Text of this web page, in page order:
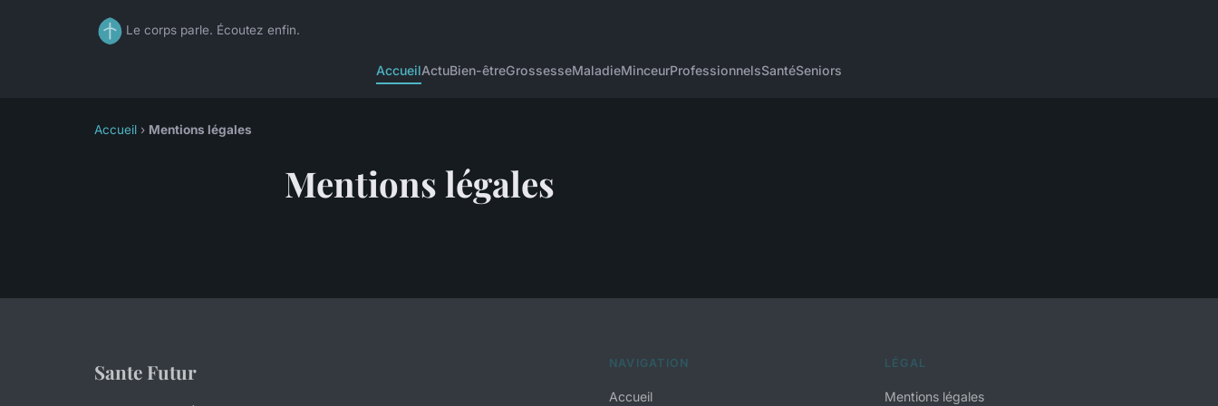
Le corps parle. Écoutez enfin.
AccueilActuBien-êtreGrossesseMaladieMinceurProfessionnelsSantéSeniors
Accueil › Mentions légales
Mentions légales
Sante Futur NAVIGATION
Accueil
LÉGAL
Mentions légales